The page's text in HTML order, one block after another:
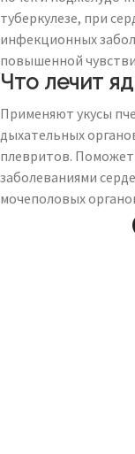
туберкулезе, при
инфекционных
повышенной
Что лечит
Применяют укусы
дыхательных
плевритов. Поможет
заболеваниями
мочеполовых